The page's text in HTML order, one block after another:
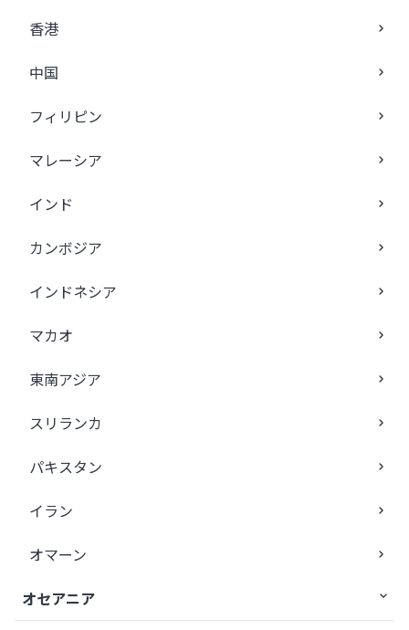
香港
中国
フィリピン
マレーシア
インド
カンボジア
インドネシア
マカオ
東南アジア
スリランカ
パキスタン
イラン
オマーン
オセアニア